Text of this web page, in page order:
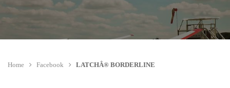
Home Facebook LATCHÂ® BORDERLINE